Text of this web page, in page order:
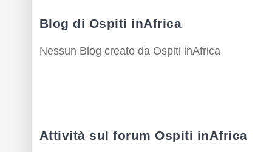
Blog di Ospiti inAfrica
Nessun Blog creato da Ospiti inAfrica
Attività sul forum Ospiti inAfrica